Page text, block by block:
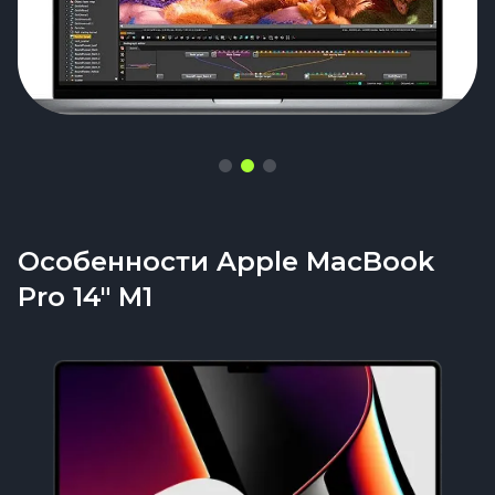
Особенности Apple MacBook
Pro 14" M1